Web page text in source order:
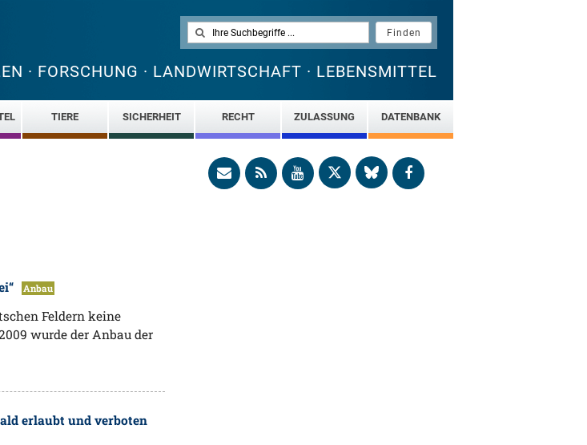
· FORSCHUNG · LANDWIRTSCHAFT · LEBENSMITTEL
TIERE SICHERHEIT RECHT ZULASSUNG DATENBANK
Anbau
Feldern keine
wurde der Anbau der
erlaubt und verboten